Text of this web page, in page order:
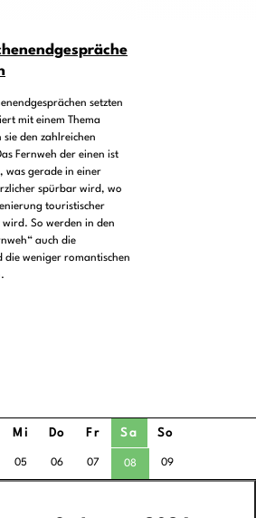
setzten
mit einem Thema
den zahlreichen
Fernweh der einen ist
was gerade in einer
spürbar wird, wo
touristischer
wird. So werden in den
auch die
die weniger romantischen
Mi Do Fr Sa So
05 06 07 08 09